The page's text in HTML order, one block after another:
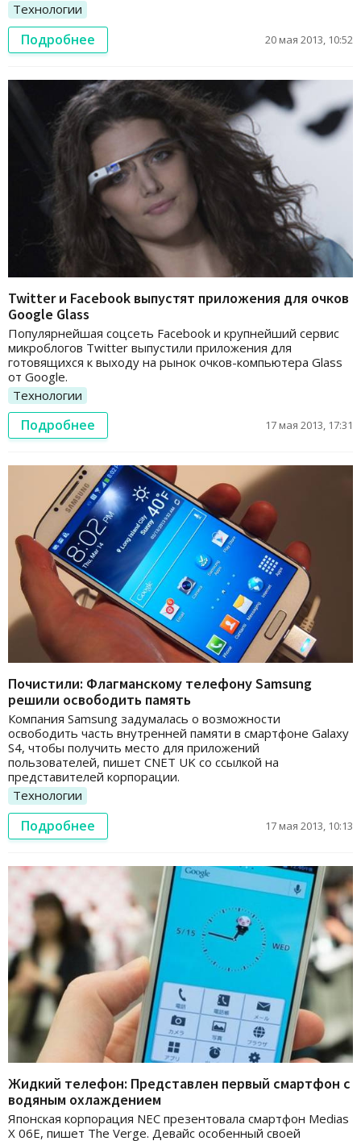
Технологии
Подробнее 20 мая 2013, 10:52
Twitter и Facebook выпустят приложения для очков
Google Glass
Популярнейшая соцсеть Facebook и крупнейший сервис
микроблогов Twitter выпустили приложения для
готовящихся к выходу на рынок очков-компьютера Glass
от Google.
Технологии
Подробнее 17 мая 2013, 17:31
Почистили: Флагманскому телефону Samsung
решили освободить память
Компания Samsung задумалась о возможности
освободить часть внутренней памяти в смартфоне Galaxy
S4, чтобы получить место для приложений
пользователей, пишет CNET UK со ссылкой на
представителей корпорации.
Технологии
Подробнее 17 мая 2013, 10:13
Жидкий телефон: Представлен первый смартфон с
водяным охлаждением
Японская корпорация NEC презентовала смартфон Medias
X 06E, пишет The Verge. Девайс особенный своей